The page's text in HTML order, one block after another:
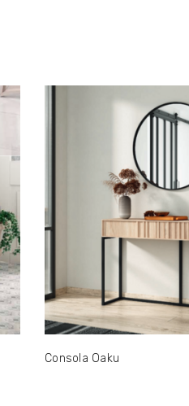
Consola Oaku